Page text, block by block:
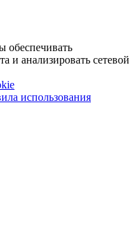
обеспечивать
и анализировать сетевой
использования